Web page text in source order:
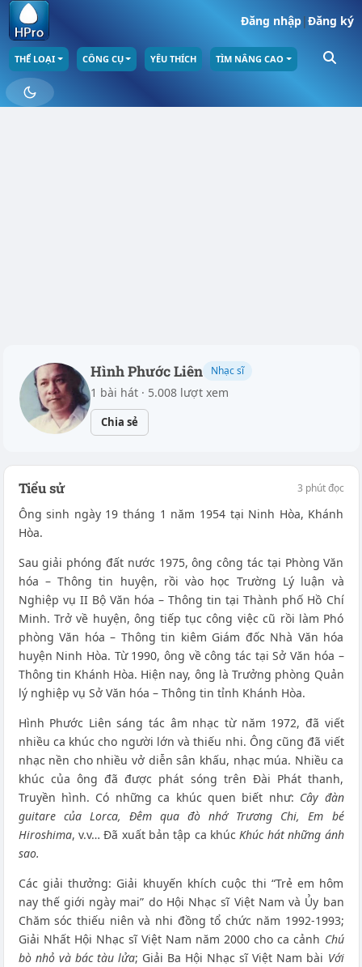
Đăng nhập|Đăng ký
THỂ LOẠI CÔNG CỤ YÊU THÍCH TÌM NÂNG CAO
Hình Phước Liên Nhạc sĩ
1 bài hát · 5.008 lượt xem
Chia sẻ
Tiểu sử 3 phút đọc
Ông sinh ngày 19 tháng 1 năm 1954 tại Ninh Hòa, Khánh
Hòa.
Sau giải phóng đất nước 1975, ông công tác tại Phòng Văn
hóa – Thông tin huyện, rồi vào học Trường Lý luận và
Nghiệp vụ II Bộ Văn hóa – Thông tin tại Thành phố Hồ Chí
Minh. Trở về huyện, ông tiếp tục công việc cũ rồi làm Phó
phòng Văn hóa – Thông tin kiêm Giám đốc Nhà Văn hóa
huyện Ninh Hòa. Từ 1990, ông về công tác tại Sở Văn hóa –
Thông tin Khánh Hòa. Hiện nay, ông là Trưởng phòng Quản
lý nghiệp vụ Sở Văn hóa – Thông tin tỉnh Khánh Hòa.
Hình Phước Liên sáng tác âm nhạc từ năm 1972, đã viết
nhiều ca khúc cho người lớn và thiếu nhi. Ông cũng đã viết
nhạc nền cho nhiều vở diễn sân khấu, nhạc múa. Nhiều ca
khúc của ông đã được phát sóng trên Đài Phát thanh,
Truyền hình. Có những ca khúc quen biết như: Cây đàn
guitare của Lorca, Đêm qua đò nhớ Trương Chi, Em bé
Hiroshima, v.v… Đã xuất bản tập ca khúcKhúc hát những ánh
sao.
Các giải thưởng: Giải khuyến khích cuộc thi “Trẻ em hôm
nay thế giới ngày mai” do Hội Nhạc sĩ Việt Nam và Ủy ban
Chăm sóc thiếu niên và nhi đồng tổ chức năm 1992-1993;
Giải Nhất Hội Nhạc sĩ Việt Nam năm 2000 cho ca cảnh Chú
bò nhỏ và bác tàu lửa; Giải Ba Hội Nhạc sĩ Việt Nam bài Với